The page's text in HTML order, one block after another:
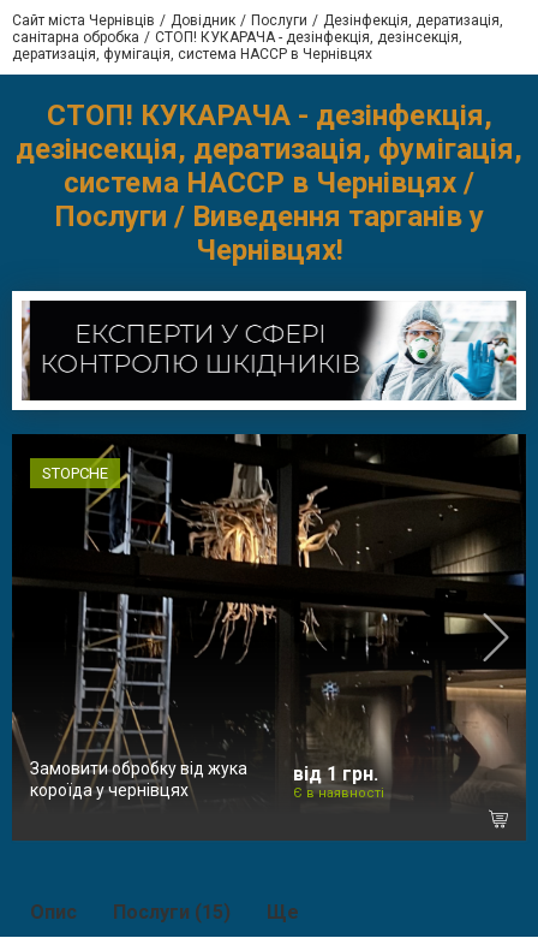
Сайт міста Чернівців Довідник Послуги
Дезінфекція, дератизація,
санітарна обробка
СТОП! КУКАРАЧА - дезінфекція, дезінсекція,
дератизація, фумігація, система HACCP в Чернівцях
СТОП! КУКАРАЧА - дезінфекція,
дезінсекція, дератизація, фумігація,
система HACCP в Чернівцях /
Послуги / Виведення тарганів у
Чернівцях!
STOPCHE
Замовити обробку від жука
короїда у чернівцях
від 1 грн.
Є в наявності
Опис Послуги (15) Ще